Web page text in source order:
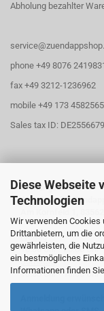
Diese Webseite
Technologien
Wir verwenden Cookies
Drittanbietern, um die
gewährleisten, die
ein bestmögliches
Informationen finden
Abholung bezahlter
phone +49 8076
fax +49 3212-1236962
mobile +49 173 4582565
Sales tax ID:
Öffnungszeiten
Abholung für
Freitag
16:30 Uhr - 20:00 Uhr
Samstag
10:30 Uhr - 13:00 Uhr
Anmeldung